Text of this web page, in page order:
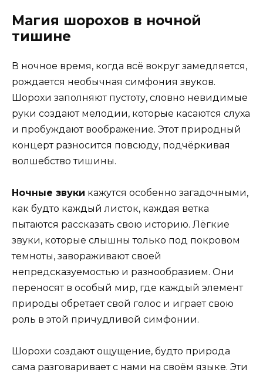
Магия шорохов в ночной
тишине
В ночное время, когда всё вокруг замедляется,
рождается необычная симфония звуков.
Шорохи заполняют пустоту, словно невидимые
руки создают мелодии, которые касаются слуха
и пробуждают воображение. Этот природный
концерт разносится повсюду, подчёркивая
волшебство тишины.
Ночные звуки кажутся особенно загадочными,
как будто каждый листок, каждая ветка
пытаются рассказать свою историю. Лёгкие
звуки, которые слышны только под покровом
темноты, завораживают своей
непредсказуемостью и разнообразием. Они
переносят в особый мир, где каждый элемент
природы обретает свой голос и играет свою
роль в этой причудливой симфонии.
Шорохи создают ощущение, будто природа
сама разговаривает с нами на своём языке. Эти